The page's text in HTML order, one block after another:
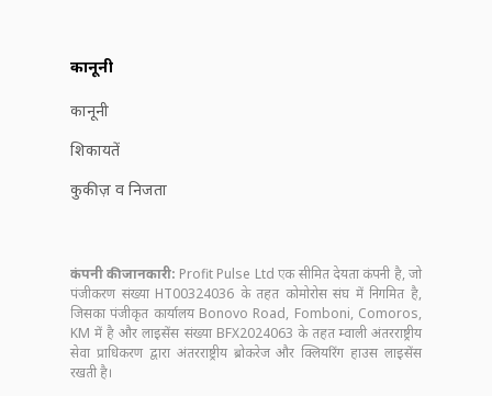
कानूनी
कानूनी
शिकायतें
कुकीज़ व निजता
कंपनी की जानकारी: Profit Pulse Ltd एक सीमित देयता कंपनी है, जो
पंजीकरण संख्या HT00324036 के तहत कोमोरोस संघ में निगमित है,
जिसका पंजीकृत कार्यालय Bonovo Road, Fomboni, Comoros,
KM में है और लाइसेंस संख्या BFX2024063 के तहत म्वाली अंतरराष्ट्रीय
सेवा प्राधिकरण द्वारा अंतरराष्ट्रीय ब्रोकरेज और क्लियरिंग हाउस लाइसेंस
रखती है।